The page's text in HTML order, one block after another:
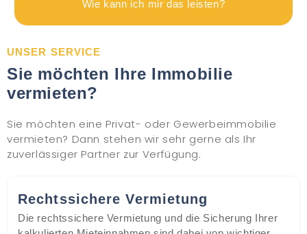
Wie kann ich mir das leisten?
UNSER SERVICE
Sie möchten Ihre Immobilie
vermieten?
Sie möchten eine Privat- oder Gewerbeimmobilie
vermieten? Dann stehen wir sehr gerne als Ihr
zuverlässiger Partner zur Verfügung.
Rechtssichere Vermietung
Die rechtssichere Vermietung und die Sicherung Ihrer